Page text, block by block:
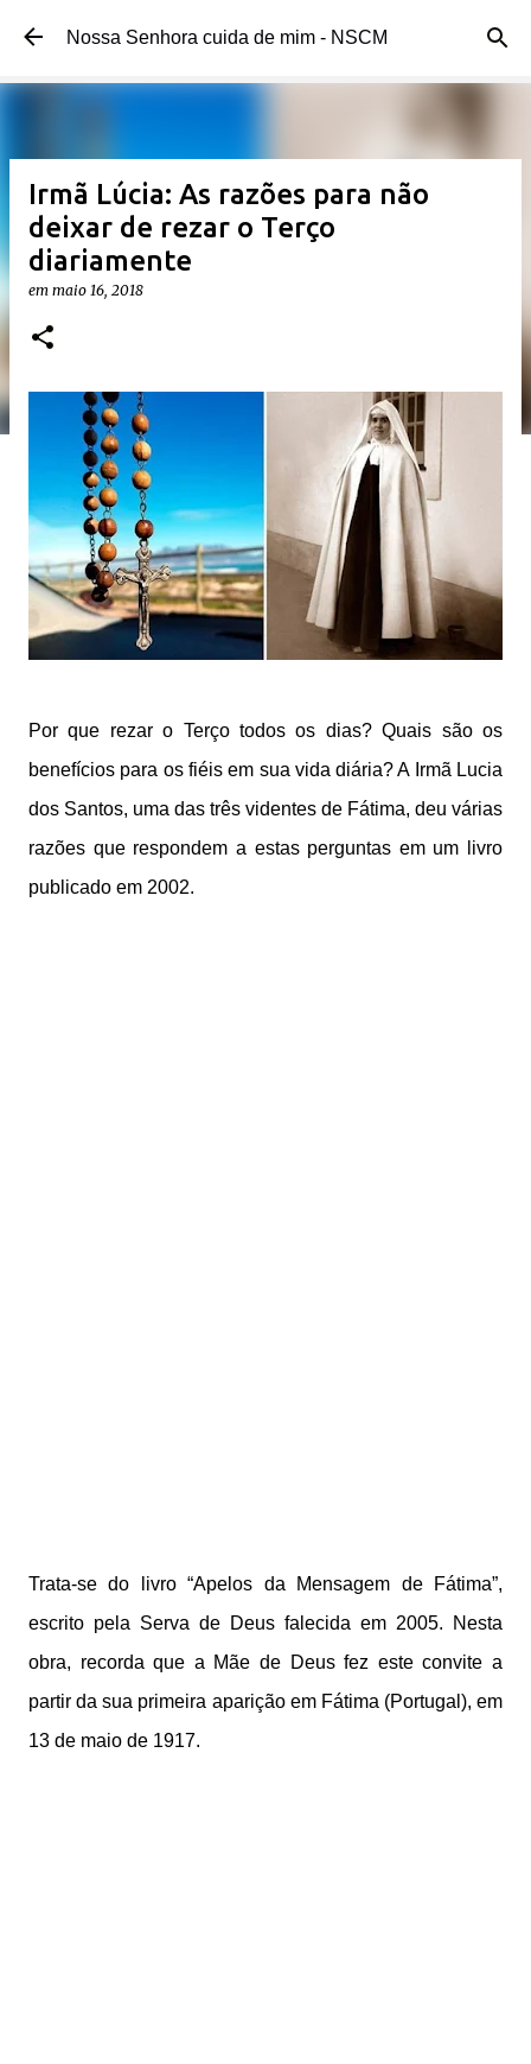
Pular para o conteúdo principal
Nossa Senhora cuida de mim - NSCM
Irmã Lúcia: As razões para não
deixar de rezar o Terço
diariamente
em maio 16, 2018
Por que rezar o Terço todos os dias? Quais são os
benefícios para os fiéis em sua vida diária? A Irmã Lucia
dos Santos, uma das três videntes de Fátima, deu várias
razões que respondem a estas perguntas em um livro
publicado em 2002.
Trata-se do livro “Apelos da Mensagem de Fátima”,
escrito pela Serva de Deus falecida em 2005. Nesta
obra, recorda que a Mãe de Deus fez este convite a
partir da sua primeira aparição em Fátima (Portugal), em
13 de maio de 1917.